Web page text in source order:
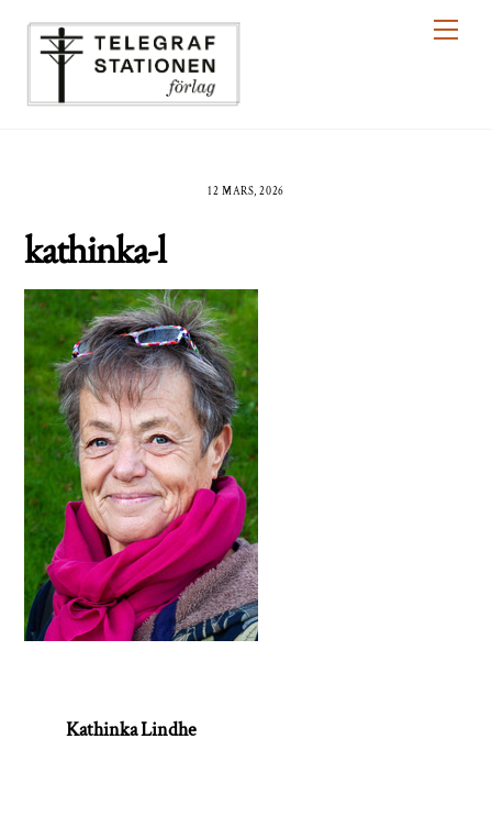
12 MARS, 2026
kathinka-l
Kathinka Lindhe